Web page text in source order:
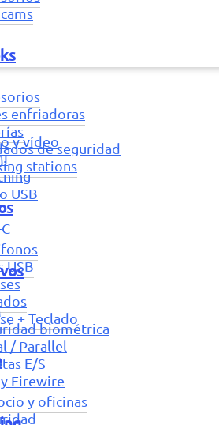
enfriadoras
de seguridad
stations
USB
+ Teclado
y oficinas
y vídeo
USB
biométrica
/ Parallel
E/S
y Firewire